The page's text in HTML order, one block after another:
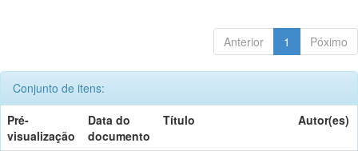
Anterior 1 Póximo
Conjunto de itens:
Pré-
visualização
Data do
documento
Título Autor(es)